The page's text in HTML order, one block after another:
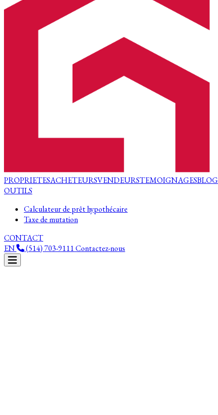
PROPRIETESACHETEURSVENDEURSTEMOIGNAGESBLOG
OUTILS
Calculateur de prêt hypothécaire
Taxe de mutation
CONTACT
EN
(514) 703-9111Contactez-nous